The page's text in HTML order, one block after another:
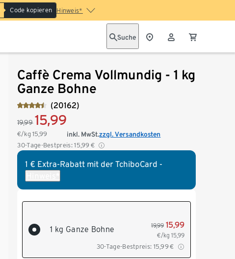
Code kopieren Hinweis*
Suche
Caffè Crema Vollmundig - 1 kg
Ganze Bohne
(20162)
19,99 15,99
€/kg15,99
30-Tage-Bestpreis: 15,99 €
inkl. MwSt.zzgl. Versandkosten
1 € Extra-Rabatt mit der TchiboCard -
1 kg Ganze Bohne 19,99 15,99
€/kg 15,99
30-Tage-Bestpreis: 15,99€